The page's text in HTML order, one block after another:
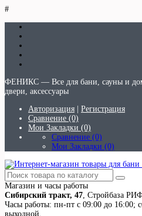
#
ФЕНИКС — Все для бани, сауны и
двери, аксессуары
Авторизация
Регистрация
Сравнение (0)
Мои Закладки (0)
Сравнение (0)
Мои Закладки (0)
Магазин и часы работы
Сибирский тракт, 47, Стройбаза
Часы работы: пн-пт с 09:00 до 16:00;
выходной.